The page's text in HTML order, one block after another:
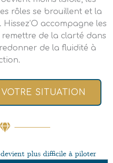
rôles se brouillent et la
accompagne les
de la clarté dans
de la fluidité à
SITUATION
plus difficile à piloter